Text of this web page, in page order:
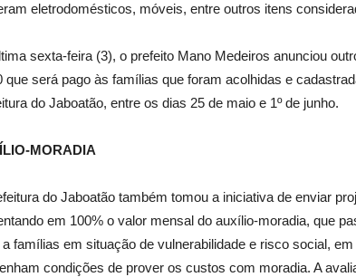
eletrodomésticos, móveis, entre outros itens
sexta-feira (3), o prefeito Mano Medeiros anunciou
que será pago às famílias que foram acolhidas e
do Jaboatão, entre os dias 25 de maio e 1º de junho.
MORADIA
do Jaboatão também tomou a iniciativa de enviar
em 100% o valor mensal do auxílio-moradia, que
a famílias em situação de vulnerabilidade e risco social,
condições de prover os custos com moradia. A